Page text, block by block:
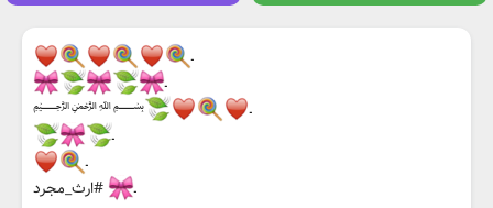
ـ⁣⁣⁣⁣
ـ⁣⁣⁣⁣
ـ⁣⁣⁣⁣
‌﷽
ـ⁣⁣⁣⁣
ـ⁣⁣⁣⁣
ـ⁣⁣⁣⁣
#ارث_مجرد